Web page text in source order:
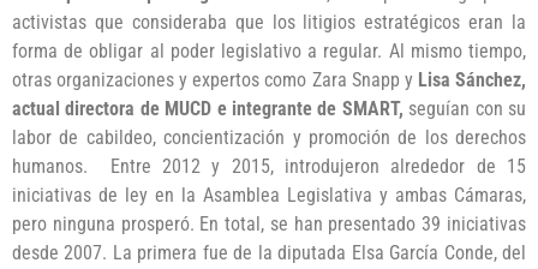
activistas que consideraba que los litigios estratégicos eran la
forma de obligar al poder legislativo a regular. Al mismo tiempo,
otras organizaciones y expertos como Zara Snapp y Lisa Sánchez,
actual directora de MUCD e integrante de SMART, seguían con su
labor de cabildeo, concientización y promoción de los derechos
humanos. Entre 2012 y 2015, introdujeron alrededor de 15
iniciativas de ley en la Asamblea Legislativa y ambas Cámaras,
pero ninguna prosperó. En total, se han presentado 39 iniciativas
desde 2007. La primera fue de la diputada Elsa García Conde, del